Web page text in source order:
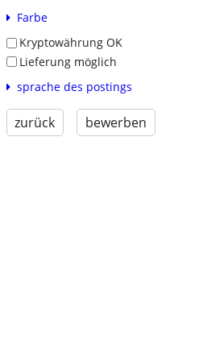
Farbe
Kryptowährung OK
Lieferung möglich
sprache des postings
zurück bewerben